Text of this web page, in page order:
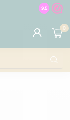
100% de
9.5
0